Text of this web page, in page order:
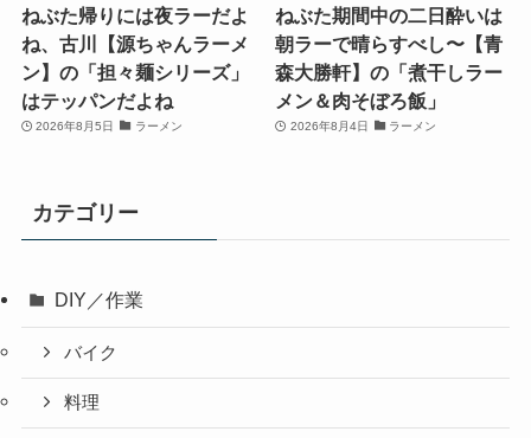
ねぶた帰りには夜ラーだよ
ね、古川【源ちゃんラーメ
ン】の「担々麺シリーズ」
はテッパンだよね
2026年8月5日 ラーメン
ねぶた期間中の二日酔いは
朝ラーで晴らすべし〜【青
森大勝軒】の「煮干しラー
メン＆肉そぼろ飯」
2026年8月4日 ラーメン
カテゴリー
DIY／作業
バイク
料理